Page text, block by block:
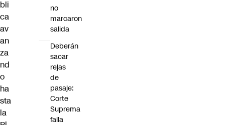
bli
ca
av
an
za
nd
o
ha
sta
la
no
marcaron
salida
Deberán
sacar
rejas
de
pasaje:
Corte
Suprema
falla